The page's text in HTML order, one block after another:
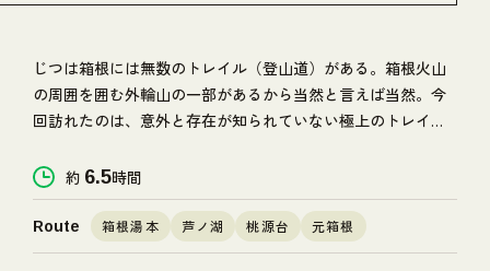
じつは箱根には無数のトレイル（登山道）がある。箱根火山
の周囲を囲む外輪山の一部があるから当然と言えば当然。今
回訪れたのは、意外と存在が知られていない極上のトレイ
供も飽きさせない、ちょっとしたサプライズも準備済みのよ
うだ。
約 6.5時間
Route 箱根湯本 芦ノ湖 桃源台 元箱根